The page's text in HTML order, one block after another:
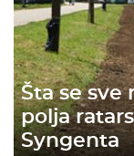
Šta se sve
polja
Syngenta